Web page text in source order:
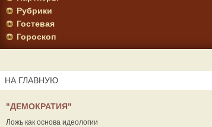
Рубрики
Гостевая
Гороскоп
НА ГЛАВНУЮ
"ДЕМОКРАТИЯ"
Ложь как основа идеологии